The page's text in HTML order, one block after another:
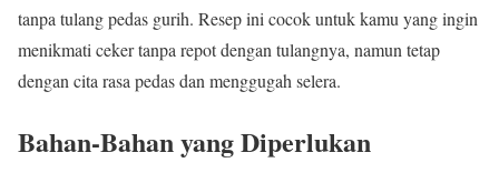
tanpa tulang pedas gurih. Resep ini cocok untuk kamu yang ingin
menikmati ceker tanpa repot dengan tulangnya, namun tetap
dengan cita rasa pedas dan menggugah selera.
Bahan-Bahan yang Diperlukan